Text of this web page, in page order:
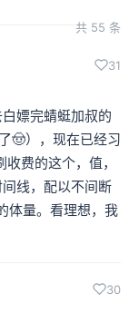
共 55 条
31
嫖完蜻蜓加叔的
🤠），现在已经习
费的这个，值，
线，配以不间断
体量。看理想，我
30